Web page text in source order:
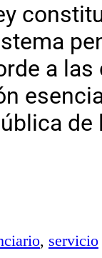
a
de
, servicio